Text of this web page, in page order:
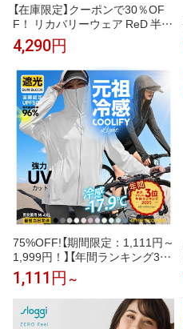
【在庫限定】クーポンで30％OF
F！ リカバリーウェア ReD 半袖
Vネック インナー(COOL) 通年
タイプ メンズ 男性 夏 夏用 血行
促進 疲労回復 誕生日 下着 薄手
プレゼント ギフト 一般医療機器
大きいサイズ レッド公式
4,290円
75%OFF!【期間限定：1,111円～
1,999円！】【年間ランキング3
位】 UVパーカー UV UPF50+ UV
カット ラッシュガード レディー
ス 自転車 長袖 薄手 日焼け止め
スポーツ ジム ヨガ マスク 元祖
1,111円 ～